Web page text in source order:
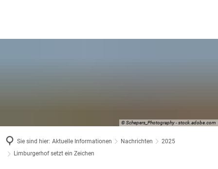
© Schepers_Photography - stock.adobe.com
Sie sind hier: Aktuelle Informationen Nachrichten
2025
Limburgerhof setzt ein Zeichen